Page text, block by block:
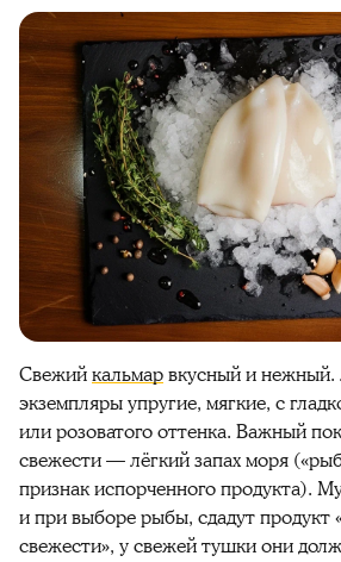
Свежийкальмарвкусный и
экземпляры упругие, мягкие, с
или розоватого оттенка. Важный
свежести — лёгкий запах моря
признак испорченного продукта).
и при выборе рыбы, сдадут продукт
свежести», у свежей тушки они